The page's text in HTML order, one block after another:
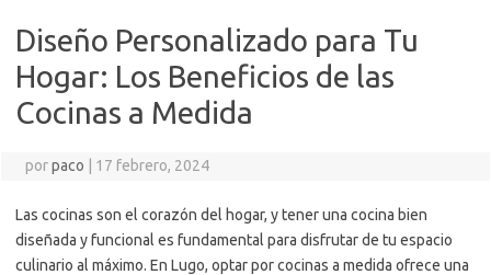
Diseño Personalizado para Tu
Hogar: Los Beneficios de las
Cocinas a Medida
porpaco 17 febrero, 2024
Las cocinas son el corazón del hogar, y tener una cocina bien
diseñada y funcional es fundamental para disfrutar de tu espacio
culinario al máximo. En Lugo, optar por cocinas a medida ofrece una